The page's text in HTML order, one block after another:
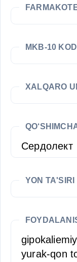
MKB-10 KODI
XALQARO
Сердолект
YON TA'SIRI
yurak-qon